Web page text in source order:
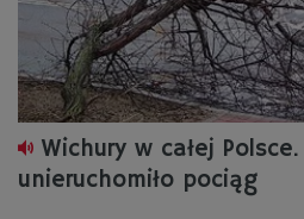
Wichury w całej
unieruchomiło pociąg